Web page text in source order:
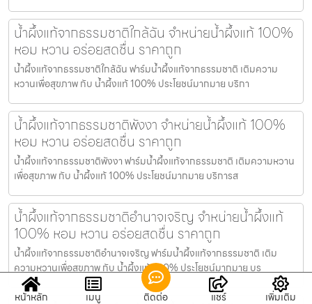
น้ำผึ้งแท้จากธรรมชาติใกล้ฉัน จำหน่ายน้ำผึ้งแท้ 100%
หอม หวาน อร่อยสดชื่น ราคาถูก
น้ำผึ้งแท้จากธรรมชาติใกล้ฉัน ฟาร์มน้ำผึ้งแท้จากธรรมชาติ เติมความ
หวานเพื่อสุขภาพ กับ น้ำผึ้งแท้ 100% ประโยชน์มากมาย บริกา
น้ำผึ้งแท้จากธรรมชาติพังงา จำหน่ายน้ำผึ้งแท้ 100%
หอม หวาน อร่อยสดชื่น ราคาถูก
น้ำผึ้งแท้จากธรรมชาติพังงา ฟาร์มน้ำผึ้งแท้จากธรรมชาติ เติมความหวาน
เพื่อสุขภาพ กับ น้ำผึ้งแท้ 100% ประโยชน์มากมาย บริการส
น้ำผึ้งแท้จากธรรมชาติอำนาจเจริญ จำหน่ายน้ำผึ้งแท้
100% หอม หวาน อร่อยสดชื่น ราคาถูก
น้ำผึ้งแท้จากธรรมชาติอำนาจเจริญ ฟาร์มน้ำผึ้งแท้จากธรรมชาติ เติม
ความหวานเพื่อสุขภาพ กับ น้ำผึ้งแท้ 100% ประโยชน์มากมาย บร
หน้าหลัก เมนู ติดต่อ แชร์ เพิ่มเติม